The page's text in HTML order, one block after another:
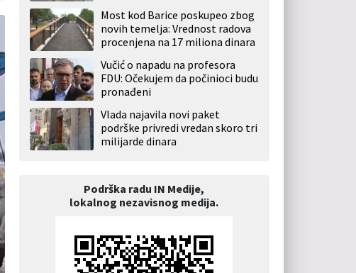
Most kod Barice poskupeo zbog
novih temelja: Vrednost radova
procenjena na 17 miliona dinara
Vučić o napadu na profesora
FDU: Očekujem da počinioci budu
pronađeni
Vlada najavila novi paket
podrške privredi vredan skoro tri
milijarde dinara
Podrška radu IN Medije,
lokalnog nezavisnog medija.